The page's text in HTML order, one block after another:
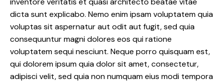
dicta sunt explicabo. Nemo enim ipsam voluptatem quia
voluptas sit aspernatur aut odit aut fugit, sed quia
consequuntur magni dolores eos qui ratione
voluptatem sequi nesciunt. Neque porro quisquam est,
qui dolorem ipsum quia dolor sit amet, consectetur,
adipisci velit, sed quia non numquam eius modi tempora